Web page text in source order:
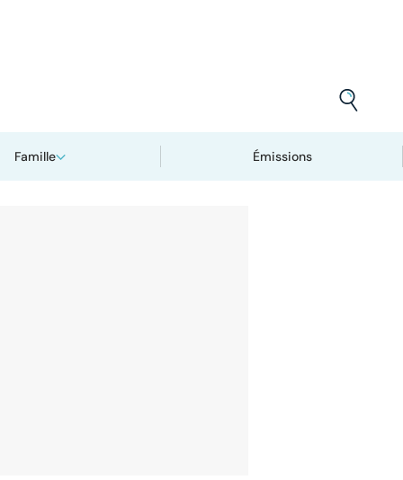
Famille Émissions